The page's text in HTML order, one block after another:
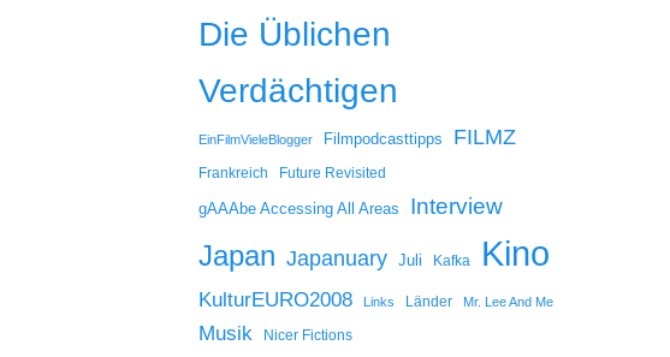
Die Üblichen
Verdächtigen
EinFilmVieleBlogger Filmpodcasttipps FILMZ
Frankreich Future Revisited
gAAAbe Accessing All Areas Interview
Japan Japanuary Juli Kafka Kino
KulturEURO2008 Links Länder Mr. Lee And Me
Musik Nicer Fictions